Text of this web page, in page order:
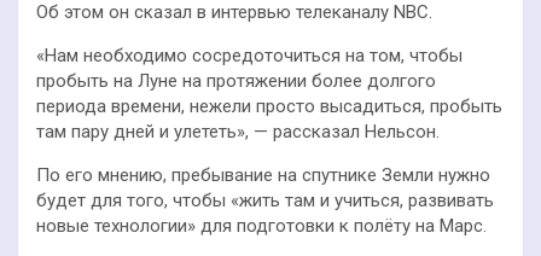
Об этом он сказал в интервью телеканалу NBC.
«Нам необходимо сосредоточиться на том, чтобы
пробыть на Луне на протяжении более долгого
периода времени, нежели просто высадиться, пробыть
там пару дней и улететь», — рассказал Нельсон.
По его мнению, пребывание на спутнике Земли нужно
будет для того, чтобы «жить там и учиться, развивать
новые технологии» для подготовки к полёту на Марс.